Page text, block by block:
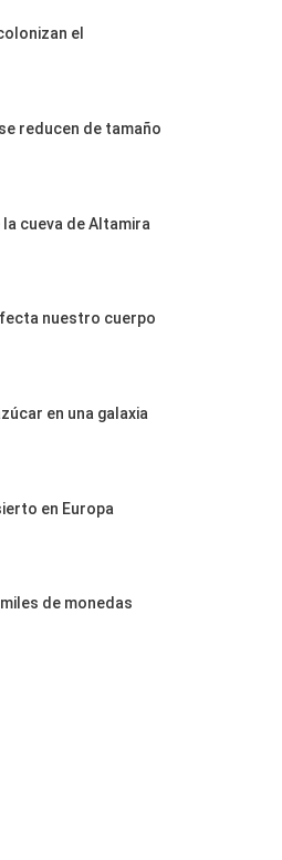
el
reducen de tamaño
cueva de Altamira
nuestro cuerpo
en una galaxia
en Europa
de monedas